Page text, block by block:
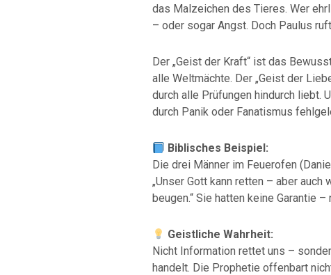
das Malzeichen des Tieres. Wer
– oder sogar Angst. Doch Paulus
Der „Geist der Kraft“ ist das
alle Weltmächte. Der „Geist der
durch alle Prüfungen hindurch liebt.
durch Panik oder Fanatismus
Biblisches Beispiel:
Die drei Männer im Feuerofen
„Unser Gott kann retten – aber auch
beugen.“ Sie hatten keine Garantie
Geistliche Wahrheit:
Nicht Information rettet uns –
handelt. Die Prophetie offenbart